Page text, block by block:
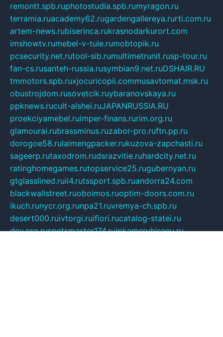
remontt.spb.ruphotostudia.spb.rumyragon.ru
terramia.ruacademy62.rugardengallereya.rurti.com.ru
artem-news.rubiserinca.rukrasnodarkurort.com
imshowtv.rumebel-v-tule.rumobtopik.ru
pcsecurity.net.rutool-sib.rumultimetrunit.rusp-tour.ru
fan-cs.rusanteh-russia.rusymbian9.net.ruDSHAIR.RU
tmmotors.spb.ruxjocuricopii.commusavtomat.msk.ru
obustrojdom.rusovetcik.ruybaranovskaya.ru
ppknews.rucult-alshei.ruJAPANRUSSIA.RU
proekciyamebel.ruimper-finans.rurim.org.ru
glamourai.rubrassminus.ruzabor-pro.ruftn.pp.ru
dorogoe58.rulaimengpacker.rukuzova-zapchasti.ru
sageerp.rutaxodrom.rudsrazvitie.ruhardcity.net.ru
ratinghomegames.rutopservice25.rugubernyan.ru
gtglasslined.ruii4.rutssport.spb.ruandorra24.com
blackwallstreet.ruoboimos.ruoptim-doors.com.ru
ikuch.runycr.org.runpa21.ruvremya-ch.spb.ru
desert000.ruivtorgi.ruifiori.rucatalog-statei.ru
dcv.org.ruspetsmaster174.ruipkameryhiseeu.ru